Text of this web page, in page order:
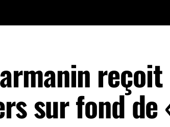
sur fond de